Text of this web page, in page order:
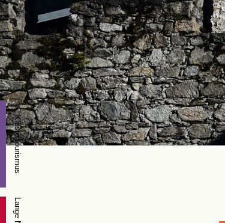
Klostertourismus